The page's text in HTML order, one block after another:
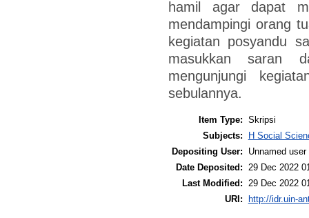
hamil agar dapat
mendampingi orang
kegiatan posyandu
masukkan saran
mengunjungi
sebulannya.
Item Type: Skripsi
Subjects:
H Social
Depositing User:
Unnamed
Date Deposited:
29 Dec 2022
Last Modified:
29 Dec 2022
URI: http://idr.uin-